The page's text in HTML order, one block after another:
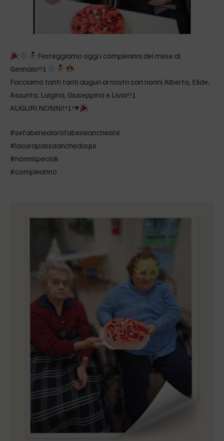
Festeggiamo oggi i compleanni del mese di
Gennaio!!!
Facciamo tanti tanti auguri ai nostri cari nonni Alberta, Elide,
Assunta, Luigina, Giuseppina e Livia!!!
AUGURI NONNI!!!!♥️
#sefabenealorofabeneancheate
#lacurapassaanchedaqui
#nonnispeciali
#compleanno